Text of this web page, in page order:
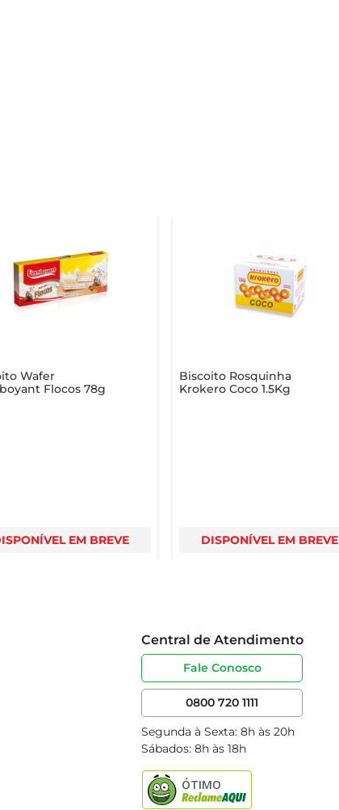
Wafer
Flocos 78g
EM BREVE
Biscoito Rosquinha
Krokero Coco 1.5Kg
DISPONÍVEL EM BREVE
Central de Atendimento
Fale Conosco
0800 720 1111
Segunda à Sexta: 8h às 20h
Sábados: 8h às 18h